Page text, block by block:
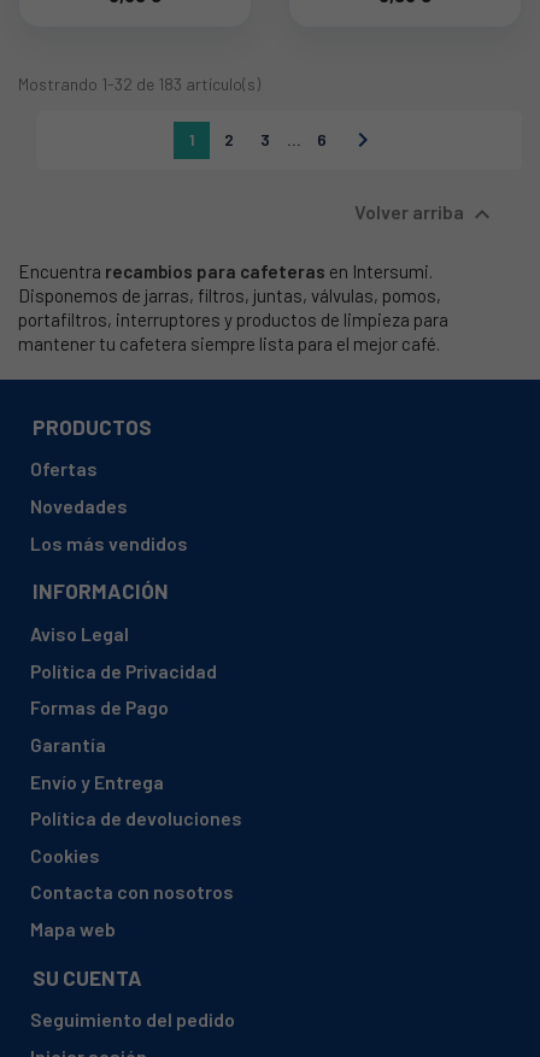
Mostrando 1-32 de 183 artículo(s)
1 2 3 … 6 
Volver arriba 
Encuentra recambios para cafeteras en Intersumi.
Disponemos de jarras, filtros, juntas, válvulas, pomos,
portafiltros, interruptores y productos de limpieza para
mantener tu cafetera siempre lista para el mejor café.
PRODUCTOS
Ofertas
Novedades
Los más vendidos
INFORMACIÓN
Aviso Legal
Política de Privacidad
Formas de Pago
Garantía
Envío y Entrega
Política de devoluciones
Cookies
Contacta con nosotros
Mapa web
SU CUENTA
Seguimiento del pedido